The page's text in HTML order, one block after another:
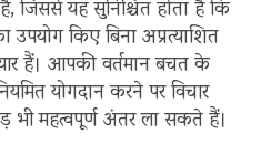
यह सुनिश्चित होता है कि
किए बिना अप्रत्याशित
हैं। आपकी वर्तमान बचत के
योगदान करने पर विचार
महत्वपूर्ण अंतर ला सकते हैं।